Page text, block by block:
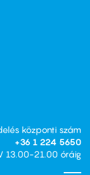
központi szám
+36 1 224 5650
13.00-21.00 óráig